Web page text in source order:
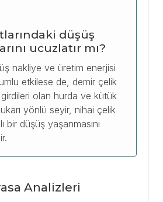
düşüş
ucuzlatır mı?
nakliye ve üretim enerjisi
etkilese de, demir çelik
olan hurda ve kütük
yönlü seyir, nihai çelik
bir düşüş yaşanmasını
Analizleri